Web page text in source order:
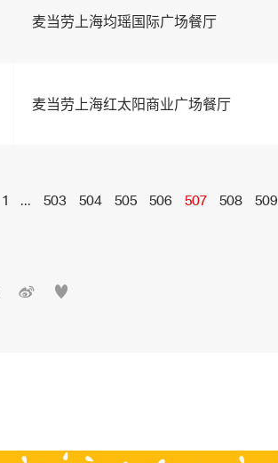
麦当劳上海均瑶国际广场餐厅
麦当劳上海红太阳商业广场餐厅
1 ... 503 504 505 506 507 508 509
 